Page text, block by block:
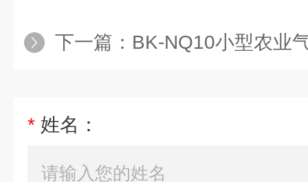
下一篇： BK-NQ10小型农业
* 姓名：